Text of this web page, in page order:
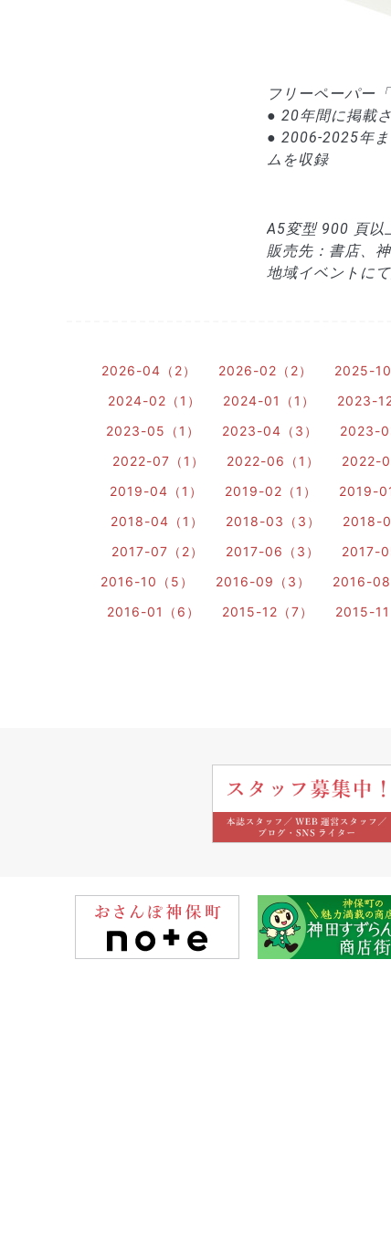
フリーペーパー
● 20年間に掲載
● 2006-2025年
ムを収録
A5変型 900 頁以
販売先：書店、
地域イベントに
2026-04（2） 2026-02（2） 2025-10
2024-02（1）
2024-01（1） 2023-12
2023-05（1）
2023-04（3） 2023-
2022-07（1）
2022-06（1） 2022-
2019-04（1）
2019-02（1） 2019-
2018-04（1）
2018-03（3） 2018-
2017-07（2）
2017-06（3） 2017-
2016-10（5）
2016-09（3） 2016-08
2016-01（6）
2015-12（7） 2015-11